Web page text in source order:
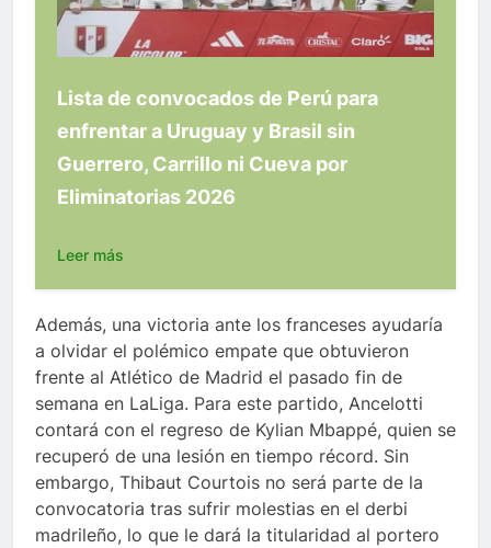
Lista de convocados de Perú para
enfrentar a Uruguay y Brasil sin
Guerrero, Carrillo ni Cueva por
Eliminatorias 2026
Leer más
Además, una victoria ante los franceses ayudaría
a olvidar el polémico empate que obtuvieron
frente al Atlético de Madrid el pasado fin de
semana en LaLiga. Para este partido, Ancelotti
contará con el regreso de Kylian Mbappé, quien se
recuperó de una lesión en tiempo récord. Sin
embargo, Thibaut Courtois no será parte de la
convocatoria tras sufrir molestias en el derbi
madrileño, lo que le dará la titularidad al portero